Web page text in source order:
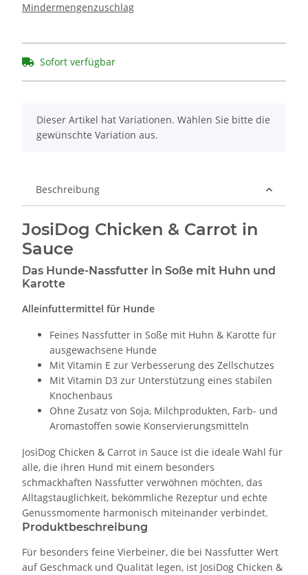
Mindermengenzuschlag
Sofort verfügbar
x
Dieser Artikel hat Variationen. Wählen Sie bitte die
gewünschte Variation aus.
Beschreibung
JosiDog Chicken & Carrot in
Sauce
Das Hunde-Nassfutter in Soße mit Huhn und
Karotte
Alleinfuttermittel für Hunde
Feines Nassfutter in Soße mit Huhn & Karotte für
ausgewachsene Hunde
Mit Vitamin E zur Verbesserung des Zellschutzes
Mit Vitamin D3 zur Unterstützung eines stabilen
Knochenbaus
Ohne Zusatz von Soja, Milchprodukten, Farb- und
Aromastoffen sowie Konservierungsmitteln
JosiDog Chicken & Carrot in Sauce ist die ideale Wahl für
alle, die ihren Hund mit einem besonders
schmackhaften Nassfutter verwöhnen möchten, das
Alltagstauglichkeit, bekömmliche Rezeptur und echte
Genussmomente harmonisch miteinander verbindet.
Produktbeschreibung
Für besonders feine Vierbeiner, die bei Nassfutter Wert
auf Geschmack und Qualität legen, ist JosiDog Chicken &